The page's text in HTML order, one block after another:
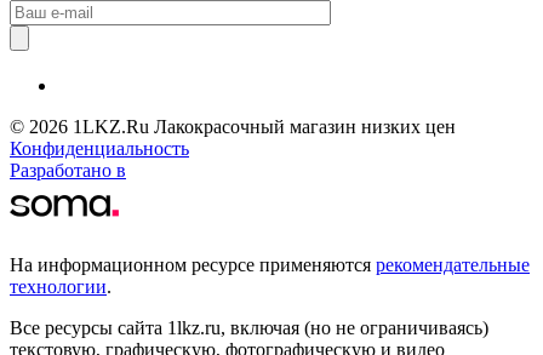
© 2026 1LKZ.Ru Лакокрасочный магазин низких цен
Конфиденциальность
Разработано в
На информационном ресурсе применяются рекомендательные
технологии.
Все ресурсы сайта 1lkz.ru, включая (но не ограничиваясь)
текстовую, графическую, фотографическую и видео